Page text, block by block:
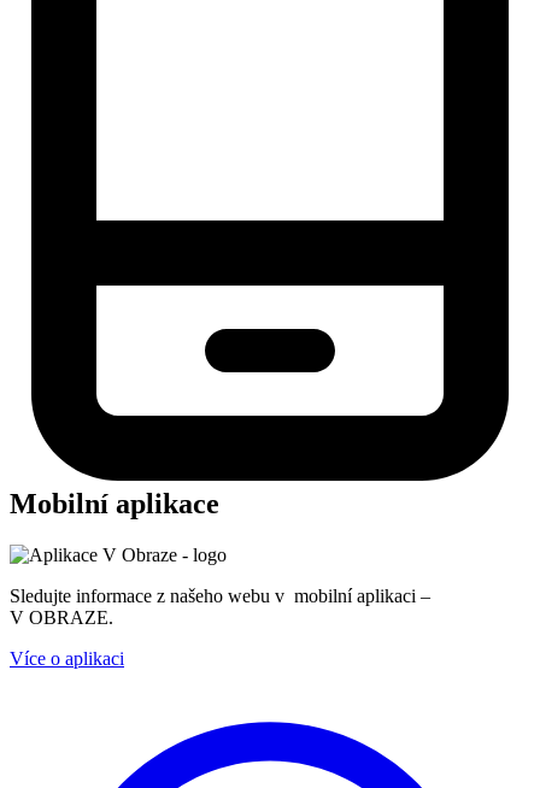
Mobilní aplikace
Sledujte informace z našeho webu v mobilní aplikaci –
V OBRAZE.
Více o aplikaci